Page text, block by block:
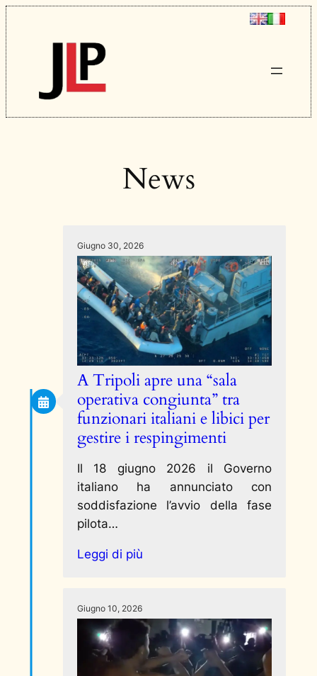
Vai
al
contenuto
News
Giugno 30, 2026
A Tripoli apre una “sala
operativa congiunta” tra
funzionari italiani e libici per
gestire i respingimenti
Il 18 giugno 2026 il Governo
italiano ha annunciato con
soddisfazione l’avvio della fase
pilota…
Leggi di più
Giugno 10, 2026